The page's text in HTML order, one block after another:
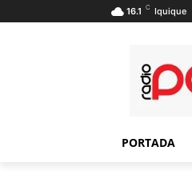
16.1 C Iquique
PORTADA